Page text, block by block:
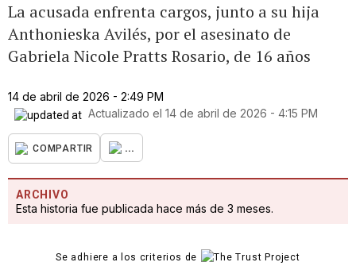
La acusada enfrenta cargos, junto a su hija
Anthonieska Avilés, por el asesinato de
Gabriela Nicole Pratts Rosario, de 16 años
14 de abril de 2026 - 2:49 PM
Actualizado el 14 de abril de 2026 - 4:15 PM
COMPARTIR ...
ARCHIVO
Esta historia fue publicada hace más de 3 meses.
Se adhiere a los criterios de